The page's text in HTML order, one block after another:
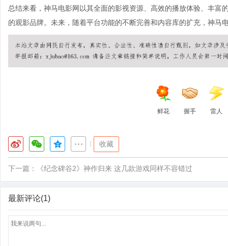
总结来看，神马电影网以其全面的影视资源、高效的播放体验、丰
的观影品牌。未来，随着平台功能的不断完善和内容库的扩充，神马
鲜花 握手 雷人
收藏
下一篇： 《纪念碑谷2》神作归来 这几款游戏同样不容错过
最新评论(1)